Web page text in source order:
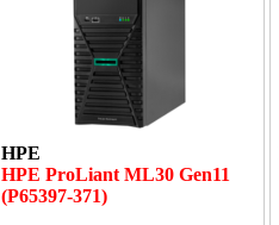
HPE
HPE ProLiant ML30 Gen11
(P65397-371)